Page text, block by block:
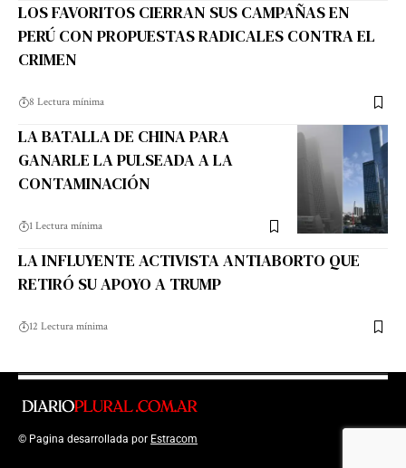
LOS FAVORITOS CIERRAN SUS CAMPAÑAS EN
PERÚ CON PROPUESTAS RADICALES CONTRA EL
CRIMEN
8 Lectura mínima
LA BATALLA DE CHINA PARA
GANARLE LA PULSEADA A LA
CONTAMINACIÓN
1 Lectura mínima
LA INFLUYENTE ACTIVISTA ANTIABORTO QUE
RETIRÓ SU APOYO A TRUMP
12 Lectura mínima
© Pagina desarrollada por Estracom